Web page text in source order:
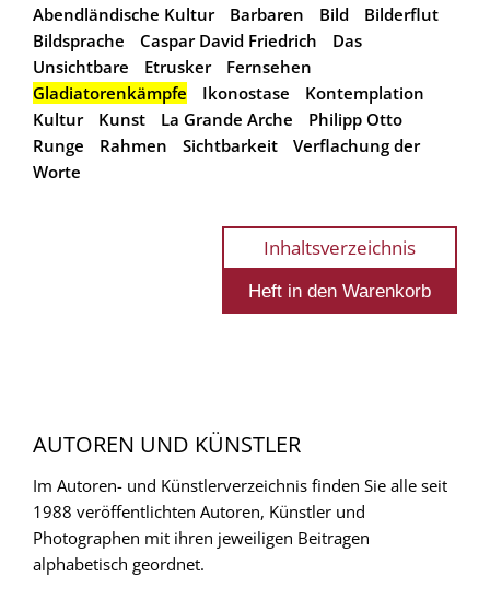
Abendländische Kultur
Barbaren Bild
Bilderflut
Bildsprache
Caspar David Friedrich
Das
Unsichtbare
Etrusker
Fernsehen
Gladiatorenkämpfe
Ikonostase
Kontemplation
Kultur
Kunst La Grande Arche
Philipp Otto
Runge
Rahmen Sichtbarkeit
Verflachung der
Worte
Inhaltsverzeichnis
AUTOREN UND KÜNSTLER
Im Autoren- und Künstlerverzeichnis finden Sie alle seit
1988 veröffentlichten Autoren, Künstler und
Photographen mit ihren jeweiligen Beitragen
alphabetisch geordnet.